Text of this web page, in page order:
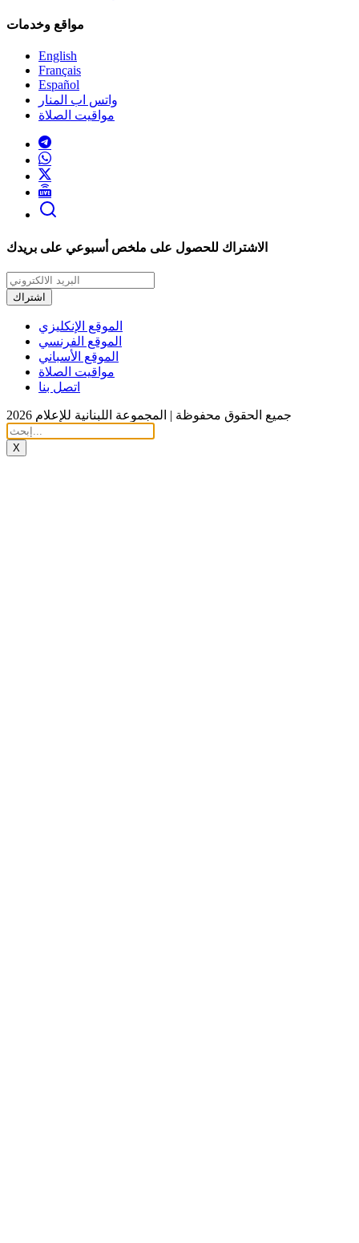
مواقع وخدمات
English
Français
Español
واتس اب المنار
مواقيت الصلاة
الاشتراك للحصول على ملخص أسبوعي على بريدك
اشتراك
الموقع الإنكليزي
الموقع الفرنسي
الموقع الأسباني
مواقيت الصلاة
اتصل بنا
جميع الحقوق محفوظة | المجموعة اللبنانية للإعلام 2026
X